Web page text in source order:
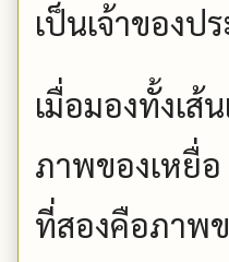
เป็นเจ้าของป
เมื่อมองทั้งเส้
ภาพของเหยื่
ที่สองคือภาพ